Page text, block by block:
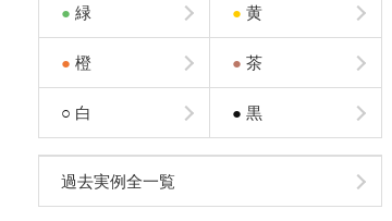
● 緑 ● 黄
● 橙 ● 茶
○ 白 ● 黒
過去実例全一覧